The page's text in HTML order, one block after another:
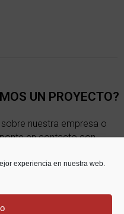
experiencia en nuestra web.
UN PROYECTO?
nuestra empresa o
en contacto con
de ayudarte.